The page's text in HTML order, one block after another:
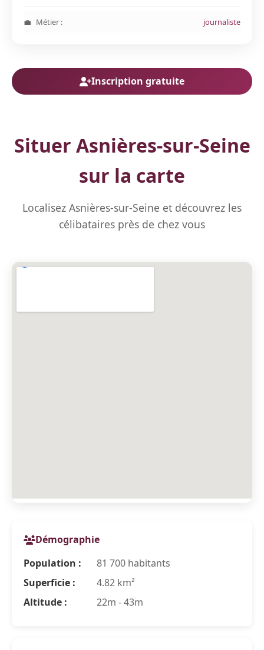
Métier : journaliste
Inscription gratuite
Situer Asnières-sur-Seine
sur la carte
Localisez Asnières-sur-Seine et découvrez les
célibataires près de chez vous
Démographie
Population :
81 700 habitants
Superficie :
4.82 km²
Altitude :
22m - 43m